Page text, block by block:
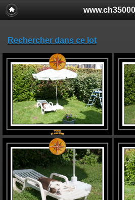
Rechercher dans ce lot